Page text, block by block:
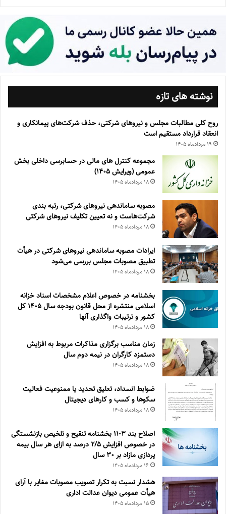
نوشته های تازه
روح کلی مطالبات مجلس و نیروهای شرکتی، حذف شرکت‌های پیمانکاری و
انعقاد قرارداد مستقیم است
۱۹ مرداد‌ماه ۱۴۰۵
مجموعه کنترل های مالی در حسابرسی داخلی بخش
عمومی (ویرایش ۱۴۰۵)
۱۸ مرداد‌ماه ۱۴۰۵
مصوبه ساماندهی نیرو‌های شرکتی، رتبه بندی
شرکت‌هاست و نه تعیین تکلیف نیروهای شرکتی
۱۸ مرداد‌ماه ۱۴۰۵
ایرادات مصوبه ساماندهی نیروهای شرکتی در هیأت
تطبیق مصوبات مجلس بررسی می‌شود
۱۸ مرداد‌ماه ۱۴۰۵
بخشنامه در خصوص اعلام مشخصات اسناد خزانه
اسلامی منتشره از محل قانون بودجه سال ۱۴۰۵ کل
کشور و ترتیبات واگذاری آنها
۱۸ مرداد‌ماه ۱۴۰۵
زمان مناسب برگزاری مذاکرات مربوط به افزایش
دستمزد کارگران در نیمه دوم سال
۱۸ مرداد‌ماه ۱۴۰۵
ضوابط انسداد، تعليق تحديد يا ممنوعيت فعاليت
سكوها و كسب و كارهای ديجيتال
۱۸ مرداد‌ماه ۱۴۰۵
اصلاح بند ۳‏-۱۱ بخشنامه تنقیح و تلخیص بازنشستگی
در خصوص افزایش ۵‏‏‏‏‏‏‏‏‏/۲ درصد به ازای هر سال بیمه
پردازی مازاد بر ۳۰‏ سال
۱۶ مرداد‌ماه ۱۴۰۵
هشدار نسبت به تکرار تصویب مصوبات مغایر با آرای
هیأت عمومی دیوان عدالت اداری
۱۵ مرداد‌ماه ۱۴۰۵